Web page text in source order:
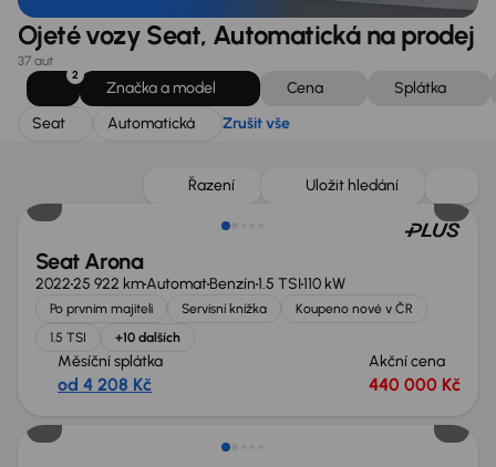
Ojeté vozy Seat, Automatická na prodej
37 aut
2
Značka a model Cena
Splátka
Seat
Automatická Zrušit vše
Řazení Uložit hledání
Možnost odpočtu DPH
Seat Arona
202225 922 kmAutomatBenzín1.5 TSI110 kW
Po prvním majiteli Servisní knížka
Koupeno nové v ČR
1.5 TSI
+10 dalších
Měsíční splátka
od 4 208 Kč
Akční cena
440 000 Kč
Zlevněno o 40 000 Kč